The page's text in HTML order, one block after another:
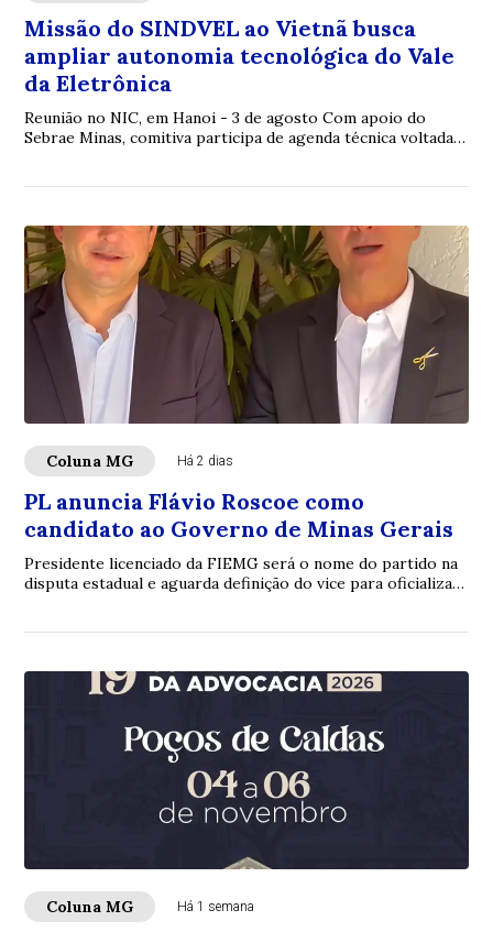
Missão do SINDVEL ao Vietnã busca
ampliar autonomia tecnológica do Vale
da Eletrônica
Reunião no NIC, em Hanoi - 3 de agosto Com apoio do
Sebrae Minas, comitiva participa de agenda técnica voltada à
Coluna MG Há 2 dias
PL anuncia Flávio Roscoe como
candidato ao Governo de Minas Gerais
Presidente licenciado da FIEMG será o nome do partido na
disputa estadual e aguarda definição do vice para oficializar
Coluna MG Há 1 semana